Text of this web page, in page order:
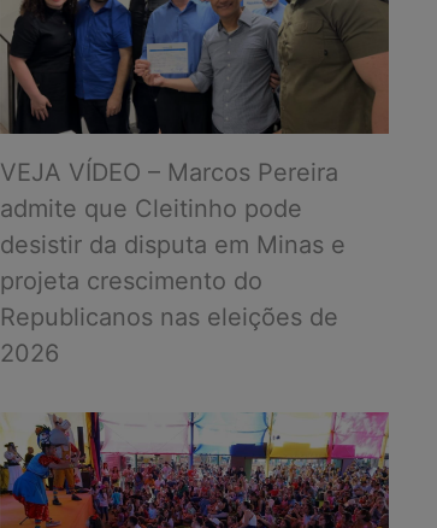
VEJA VÍDEO – Marcos Pereira
admite que Cleitinho pode
desistir da disputa em Minas e
projeta crescimento do
Republicanos nas eleições de
2026